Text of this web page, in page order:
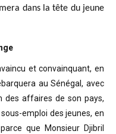
dans la tête du jeune
et convainquant, en
au Sénégal, avec
des affaires de son pays,
emploi des jeunes, en
que Monsieur Djibril